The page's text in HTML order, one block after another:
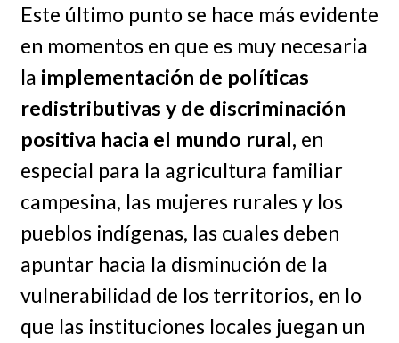
Este último punto se hace más evidente
en momentos en que es muy necesaria
la implementación de políticas
redistributivas y de discriminación
positiva hacia el mundo rural, en
especial para la agricultura familiar
campesina, las mujeres rurales y los
pueblos indígenas, las cuales deben
apuntar hacia la disminución de la
vulnerabilidad de los territorios, en lo
que las instituciones locales juegan un